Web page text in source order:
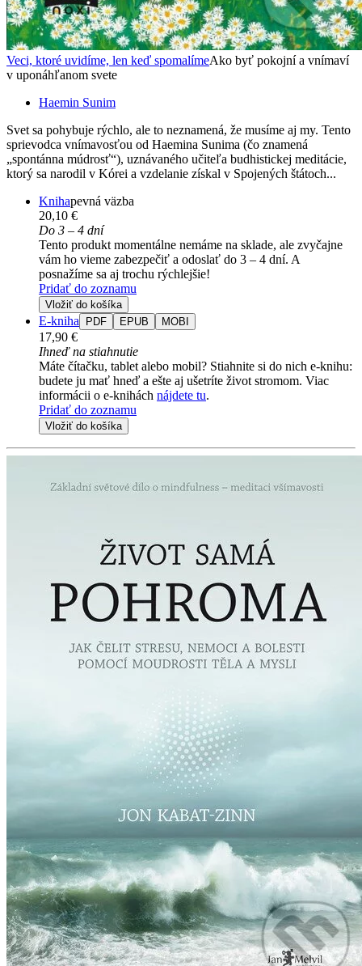
Veci, ktoré uvidíme, len keď spomalímeAko byť pokojní a vnímaví
v uponáhľanom svete
Haemin Sunim
Svet sa pohybuje rýchlo, ale to neznamená, že musíme aj my. Tento
sprievodca vnímavosťou od Haemina Sunima (čo znamená
„spontánna múdrosť“), uznávaného učiteľa budhistickej meditácie,
ktorý sa narodil v Kórei a vzdelanie získal v Spojených štátoch...
Knihapevná väzba
20,10 €
Do 3 – 4 dní
Tento produkt momentálne nemáme na sklade, ale zvyčajne
vám ho vieme zabezpečiť a odoslať do 3 – 4 dní. A
posnažíme sa aj trochu rýchlejšie!
Pridať do zoznamu
Vložiť do košíka
E-kniha PDF EPUB MOBI
17,90 €
Ihneď na stiahnutie
Máte čítačku, tablet alebo mobil? Stiahnite si do nich e-knihu:
budete ju mať hneď a ešte aj ušetríte život stromom. Viac
informácii o e-knihách nájdete tu.
Pridať do zoznamu
Vložiť do košíka